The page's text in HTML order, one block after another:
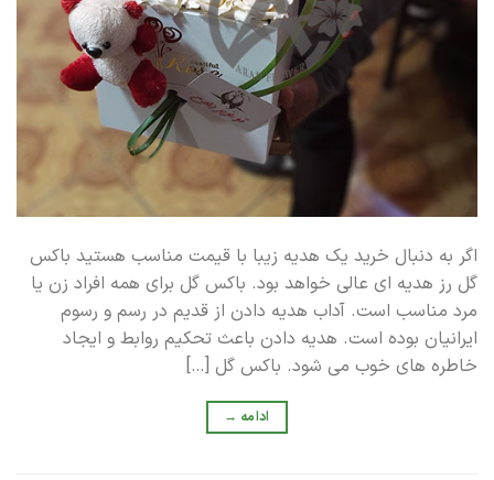
اگر به دنبال خرید یک هدیه زیبا با قیمت مناسب هستید باکس
گل رز هدیه ای عالی خواهد بود. باکس گل برای همه افراد زن یا
مرد مناسب است. آداب هدیه دادن از قدیم در رسم و رسوم
ایرانیان بوده است. هدیه دادن باعث تحکیم روابط و ایجاد
خاطره های خوب می شود. باکس گل […]
ادامه →